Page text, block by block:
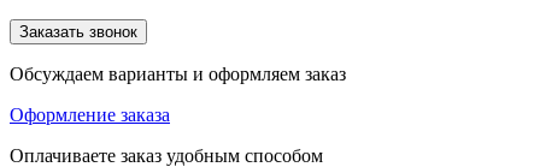
Заказать звонок
Обсуждаем варианты и оформляем заказ
Оформление заказа
Оплачиваете заказ удобным способом